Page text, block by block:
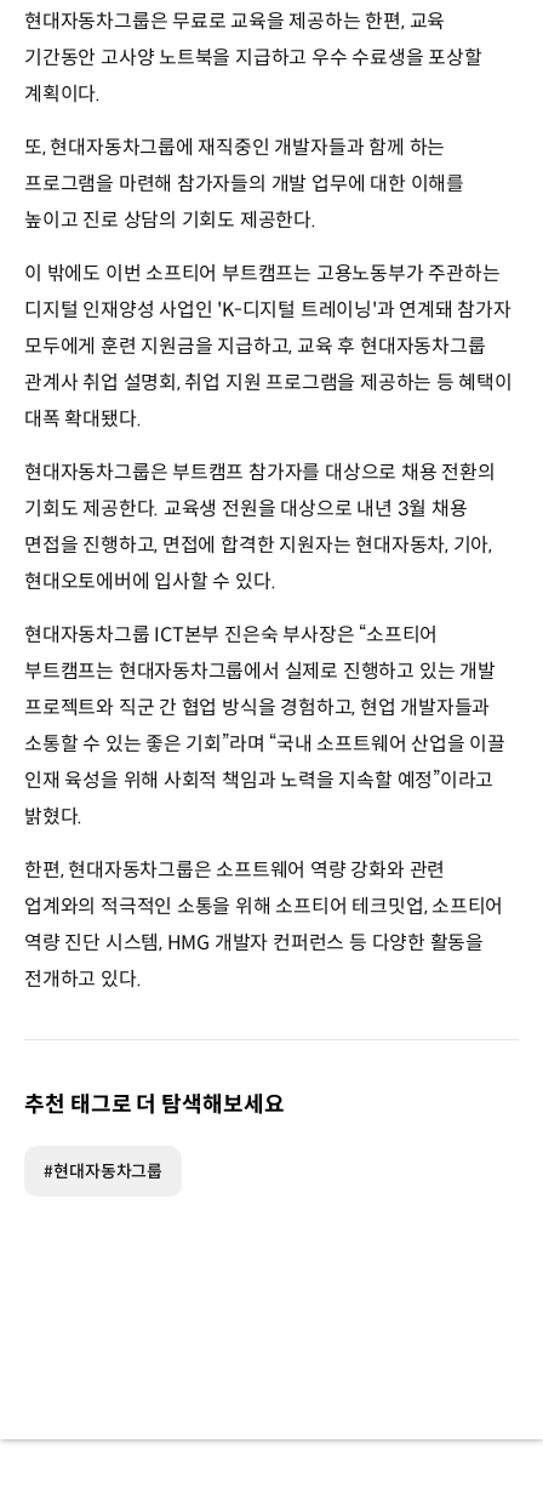
현대자동차그룹은 무료로 교육을 제공하는 한편, 교육
기간동안 고사양 노트북을 지급하고 우수 수료생을 포상할
계획이다.
또, 현대자동차그룹에 재직중인 개발자들과 함께 하는
프로그램을 마련해 참가자들의 개발 업무에 대한 이해를
높이고 진로 상담의 기회도 제공한다.
이 밖에도 이번 소프티어 부트캠프는 고용노동부가 주관하는
디지털 인재양성 사업인 'K-디지털 트레이닝'과 연계돼 참가자
모두에게 훈련 지원금을 지급하고, 교육 후 현대자동차그룹
관계사 취업 설명회, 취업 지원 프로그램을 제공하는 등 혜택이
대폭 확대됐다.
현대자동차그룹은 부트캠프 참가자를 대상으로 채용 전환의
기회도 제공한다. 교육생 전원을 대상으로 내년 3월 채용
면접을 진행하고, 면접에 합격한 지원자는 현대자동차, 기아,
현대오토에버에 입사할 수 있다.
현대자동차그룹 ICT본부 진은숙 부사장은 “소프티어
부트캠프는 현대자동차그룹에서 실제로 진행하고 있는 개발
프로젝트와 직군 간 협업 방식을 경험하고, 현업 개발자들과
소통할 수 있는 좋은 기회”라며 “국내 소프트웨어 산업을 이끌
인재 육성을 위해 사회적 책임과 노력을 지속할 예정”이라고
밝혔다.
한편, 현대자동차그룹은 소프트웨어 역량 강화와 관련
업계와의 적극적인 소통을 위해 소프티어 테크밋업, 소프티어
역량 진단 시스템, HMG 개발자 컨퍼런스 등 다양한 활동을
전개하고 있다.
추천 태그로 더 탐색해보세요
#현대자동차그룹